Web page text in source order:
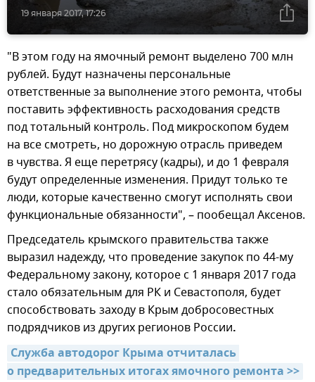
19 января 2017, 17:26
"В этом году на ямочный ремонт выделено 700 млн
рублей. Будут назначены персональные
ответственные за выполнение этого ремонта, чтобы
поставить эффективность расходования средств
под тотальный контроль. Под микроскопом будем
на все смотреть, но дорожную отрасль приведем
в чувства. Я еще перетрясу (кадры), и до 1 февраля
будут определенные изменения. Придут только те
люди, которые качественно смогут исполнять свои
функциональные обязанности", – пообещал Аксенов.
Председатель крымского правительства также
выразил надежду, что проведение закупок по 44-му
Федеральному закону, которое с 1 января 2017 года
стало обязательным для РК и Севастополя, будет
способствовать заходу в Крым добросовестных
подрядчиков из других регионов России.
Служба автодорог Крыма отчиталась
о предварительных итогах ямочного ремонта >>